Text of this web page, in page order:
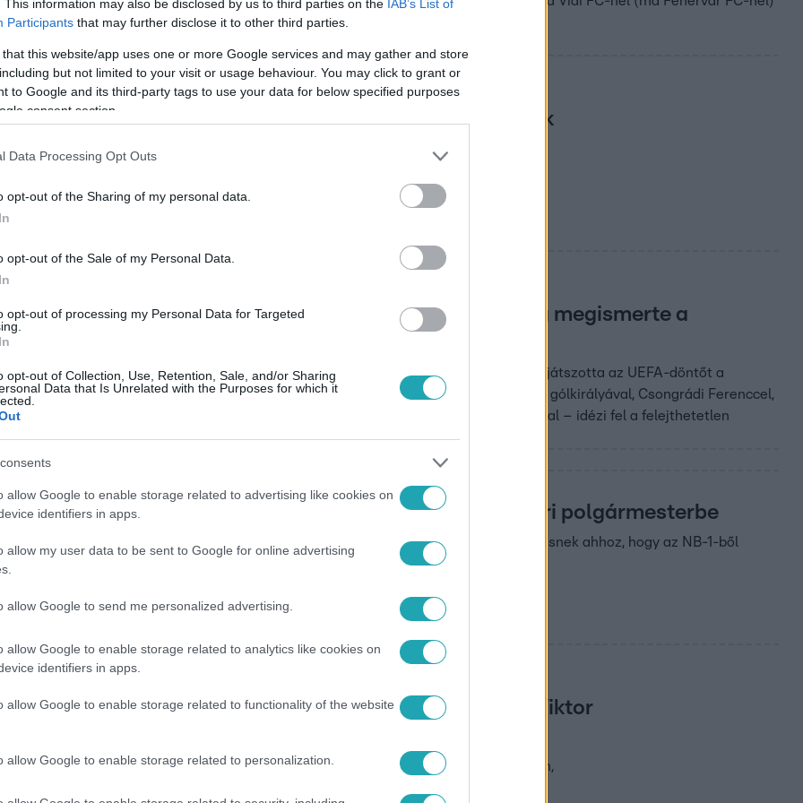
This information may also be disclosed by us to third parties on the IAB’s List of
Participants that may further disclose it to other third parties.
that this website/app uses one or more Google services and may gather and store
but not limited to your visit or usage behaviour. You may click to grant or
to Google and its third-party tags to use your data for below specified purposes
consent section.
Data Processing Opt Outs
opt-out of the Sharing of my personal data.
opt-out of the Sale of my Personal Data.
opt-out of processing my Personal Data for Targeted
opt-out of Collection, Use, Retention, Sale, and/or Sharing
Data that Is Unrelated with the Purposes for which it
allow Google to enable storage related to advertising like cookies on
identifiers in apps.
allow my user data to be sent to Google for online advertising
allow Google to send me personalized advertising.
allow Google to enable storage related to analytics like cookies on
identifiers in apps.
allow Google to enable storage related to functionality of the website
allow Google to enable storage related to personalization.
forintot is kereshetett egy játékos.
8:12
A Szovjetunió felbomlása óta nem voltak
és nehéz idők
13:58
a falat véresre a kezével” – 1984-ben az egész világ megismerte a
csapat, amely mindig nyert Madridban – 1984-ben a vidéki magyar kiscsapat játszotta az UEFA-döntőt a
ellen. A XXI. Század három egykori játékossal – Szabó Józseffel, az UEFA akkori gólkirályával, Csongrádi Ferenccel,
elleni gólszerzővel, valamint Disztl Péterrel, a korszak legjobb magyar kapusával – idézi fel a felejthetetlen
Sport főszerkesztője beleszállt a fideszes székesfehérvári polgármesterbe
a Nemzeti Sport főszerkesztőjének véleménye szerint lehet némi köze a városvezetésnek ahhoz, hogy az NB-1-ből
kelt ki magából az újabb vereség után Orbán Viktor
edzője
kib.szott gólok és párharcok számítanak” – a Videoton nagyon nehéz helyzetben van,